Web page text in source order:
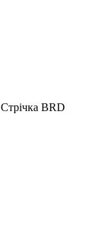
Стрічка BRD